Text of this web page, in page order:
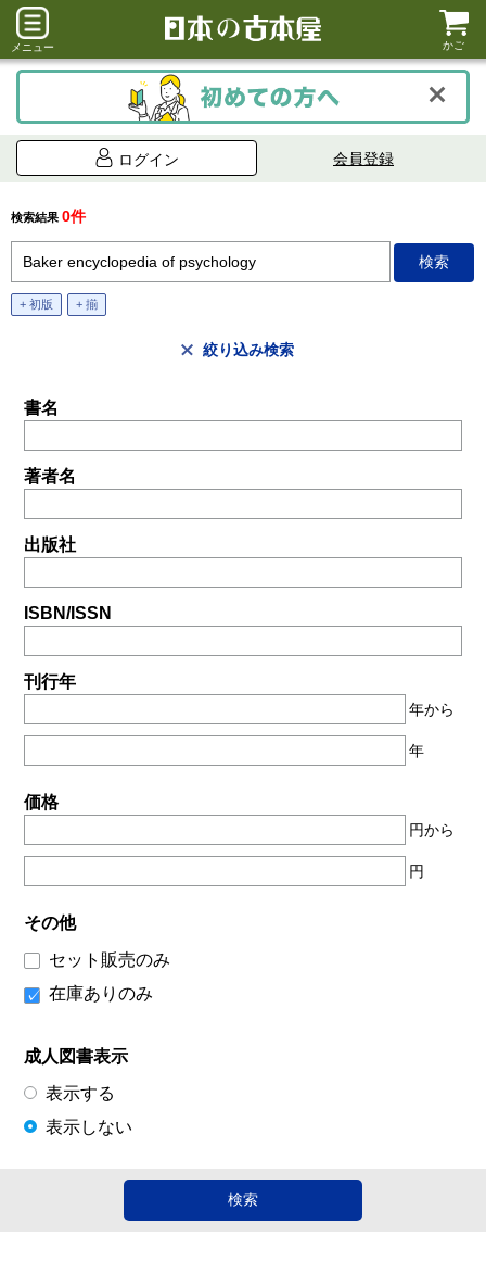
メニュー かご
ログイン 会員登録
検索結果 0件
+ 初版 + 揃
絞り込み検索
書名
著者名
出版社
ISBN/ISSN
刊行年
年から
年
価格
円から
円
その他
セット販売のみ
在庫ありのみ
成人図書表示
表示する
表示しない